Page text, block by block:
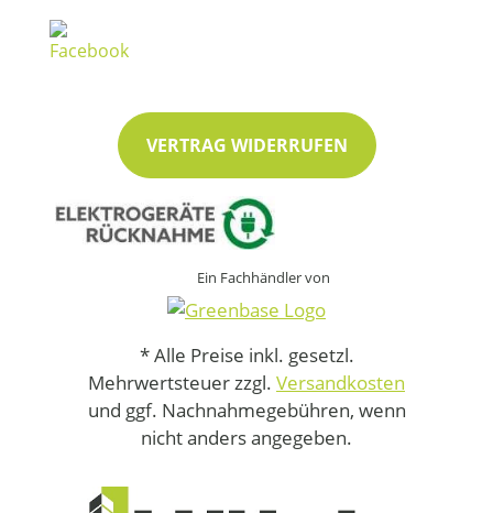
VERTRAG WIDERRUFEN
Ein Fachhändler von
* Alle Preise inkl. gesetzl.
Mehrwertsteuer zzgl. Versandkosten
und ggf. Nachnahmegebühren, wenn
nicht anders angegeben.